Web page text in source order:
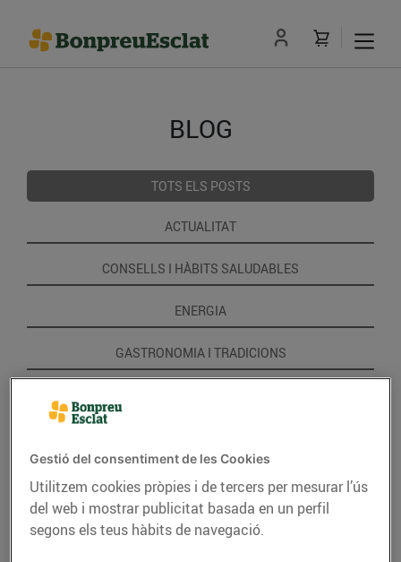
BLOG
TOTS ELS POSTS
ACTUALITAT
CONSELLS I HÀBITS SALUDABLES
ENERGIA
GASTRONOMIA I TRADICIONS
Gestió del consentiment de les Cookies
Utilitzem cookies pròpies i de tercers per mesurar l’ús
del web i mostrar publicitat basada en un perfil
segons els teus hàbits de navegació.